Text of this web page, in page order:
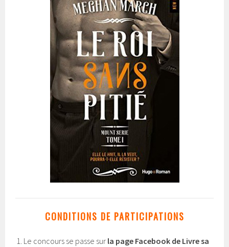
CONDITIONS DE PARTICIPATIONS
Le concours se passe sur la page Facebook de Livre sa